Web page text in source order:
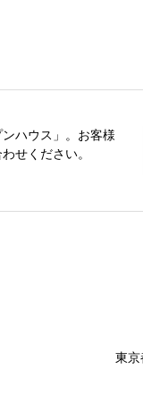
ハウス」。お客様
せください。
東京